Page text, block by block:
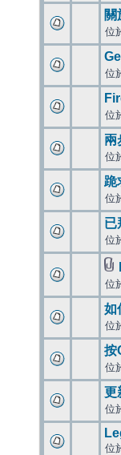
關
位
位
位
兩
位
跪
位
已
位
位
如
位
按
位
更
位
位